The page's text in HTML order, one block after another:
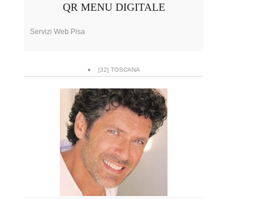
QR MENU DIGITALE
Servizi Web Pisa
[32] TOSCANA